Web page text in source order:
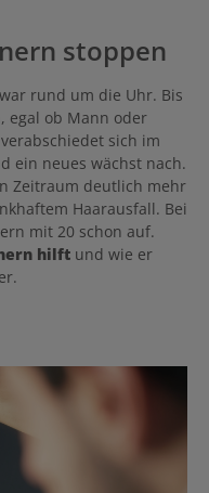
stoppen
rund um die Uhr. Bis
egal ob Mann oder
sich im
ein neues wächst nach.
Zeitraum deutlich mehr
Haarausfall. Bei
mit 20 schon auf.
hilft und wie er